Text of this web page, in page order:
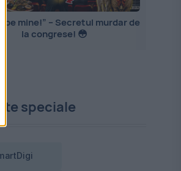
pe mine!” – Secretul murdar de
la congrese! 😳
speciale